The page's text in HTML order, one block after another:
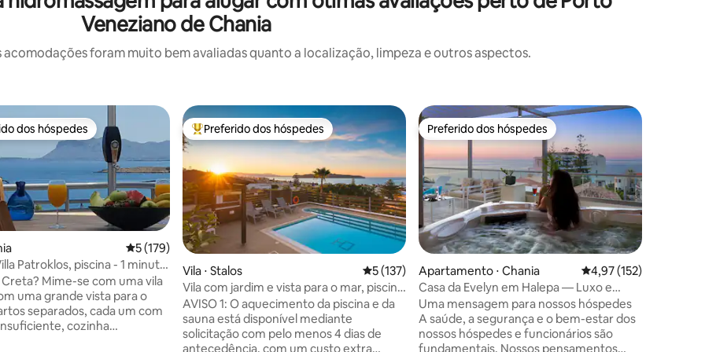
Veneziano de Chania
acomodações foram muito bem avaliadas quanto a localização, limpeza e outros aspectos.
preferidos dos hóspedes
dos hóspedes
5 de uma avaliação média de 5, 179 avaliações
5 (179)
Patroklos, piscina - 1 minuto
Creta? Mime-se com uma vila
uma grande vista para o
separados, cada um com
cozinha
Entre os melhores preferidos dos hóspedes
Preferido dos hóspedes
Vila ⋅ Stalos 5 de uma avaliação média de 5, 137 avaliações
5 (137)
Vila com jardim e vista para o mar, piscina
aquecida e sauna
AVISO 1: O aquecimento da piscina e da
sauna está disponível mediante
solicitação com pelo menos 4 dias de
antecedência, com um custo extra
Preferido dos hóspedes
Preferido dos hóspedes
Apartamento ⋅ Chania 4,97 de uma avaliação
4,97 (152)
Casa da Evelyn em Halepa — Luxo e
Lazer
Uma mensagem para nossos hóspedes
A saúde, a segurança e o bem-estar dos
nossos hóspedes e funcionários são
fundamentais. Nossos pensamentos